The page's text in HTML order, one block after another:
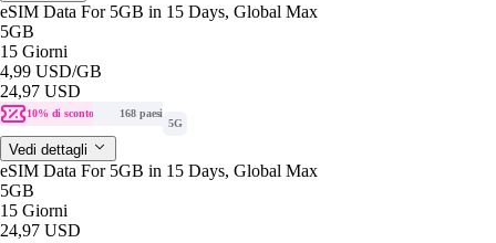
eSIM Data For 5GB in 15 Days, Global Max
5GB
15 Giorni
4,99 USD/GB
24,97 USD
10% di sconto
168 paesi
5G
Vedi dettagli
eSIM Data For 5GB in 15 Days, Global Max
5GB
15 Giorni
24,97 USD